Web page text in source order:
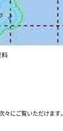
にご覧いただけます。